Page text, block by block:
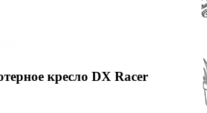
кресло DX Racer